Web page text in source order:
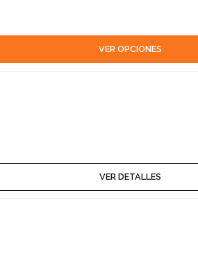
VER OPCIONES
VER DETALLES